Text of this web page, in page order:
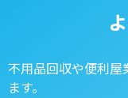
不用品回収や便利
ます。